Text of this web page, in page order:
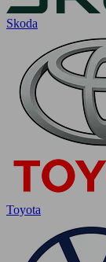
Skoda
Toyota